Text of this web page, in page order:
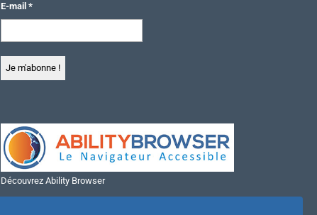
E-mail *
Découvrez Ability Browser